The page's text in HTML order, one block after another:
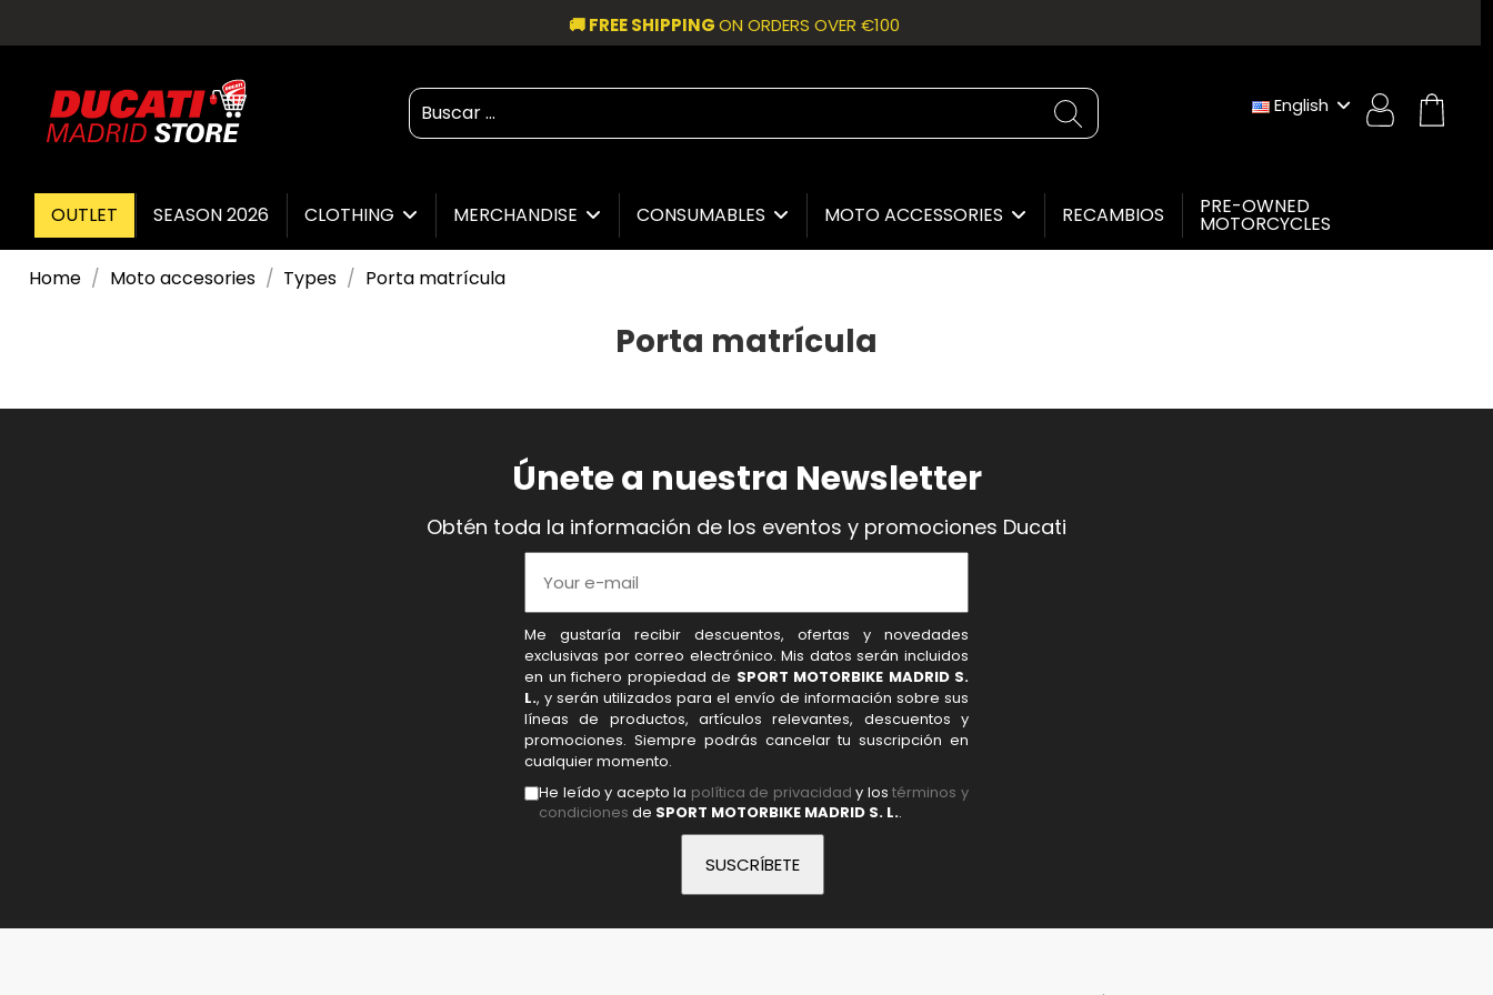
🚚 FREE SHIPPINGON ORDERS OVER €100
English
OUTLET SEASON 2026 CLOTHING MERCHANDISE CONSUMABLES MOTO ACCESSORIES RECAMBIOS PRE-OWNED
MOTORCYCLES
Home Moto accesories Types Porta matrícula
Porta matrícula
Únete a nuestra Newsletter
Obtén toda la información de los eventos y promociones Ducati
Me gustaría recibir descuentos, ofertas y novedades
exclusivas por correo electrónico. Mis datos serán incluidos
en un fichero propiedad de SPORT MOTORBIKE MADRID S.
L., y serán utilizados para el envío de información sobre sus
líneas de productos, artículos relevantes, descuentos y
promociones. Siempre podrás cancelar tu suscripción en
cualquier momento.
He leído y acepto la política de privacidad y lostérminos y
condiciones de SPORT MOTORBIKE MADRID S. L..